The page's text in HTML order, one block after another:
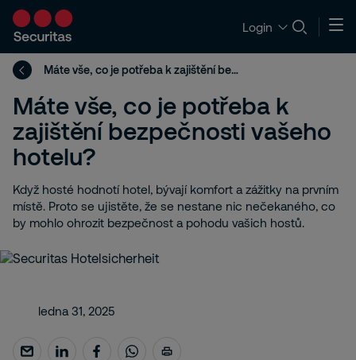
Login
Máte vše, co je potřeba k zajištění bezpečnosti vašeho hotelu?
Máte vše, co je potřeba k
zajištění bezpečnosti vašeho
hotelu?
Když hosté hodnotí hotel, bývají komfort a zážitky na prvním
místě. Proto se ujistěte, že se nestane nic nečekaného, co
by mohlo ohrozit bezpečnost a pohodu vašich hostů.
ledna 31, 2025